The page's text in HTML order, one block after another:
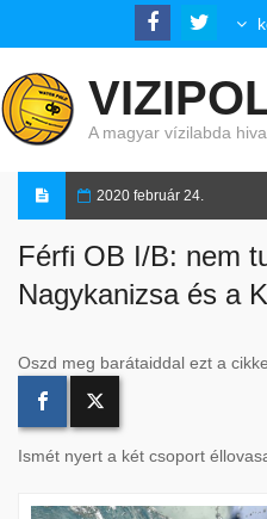
A magyar vízilabda
2020 február 24.
Férfi OB I/B: nem
Nagykanizsa és a
Oszd meg barátaiddal ezt a
Ismét nyert a két csoport